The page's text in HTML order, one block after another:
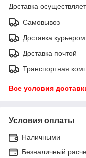
Доставка
Самовывоз
Доставка курьером
Доставка почтой
Транспортная
Все условия
Условия оплаты
Наличными
Безналичный